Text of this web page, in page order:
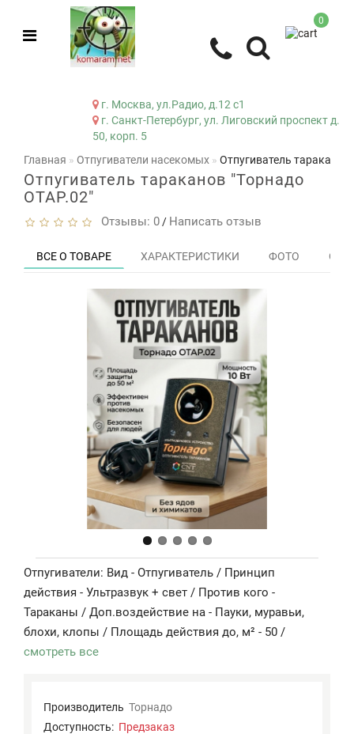
0
г. Москва, ул.Радио, д.12 с1
г. Санкт-Петербург, ул. Лиговский проспект д.
50, корп. 5
Главная
Отпугиватели насекомых Отпугиватель
Отпугиватель тараканов "Торнадо
ОТАР.02"
Отзывы: 0 / Написать отзыв
ВСЕ О ТОВАРЕ ХАРАКТЕРИСТИКИ ФОТО
Отпугиватели: Вид - Отпугиватель / Принцип
действия - Ультразвук + свет / Против кого -
Тараканы / Доп.воздействие на - Пауки, муравьи,
блохи, клопы / Площадь действия до, м² - 50 /
смотреть все
Производитель Торнадо
Доступность: Предзаказ